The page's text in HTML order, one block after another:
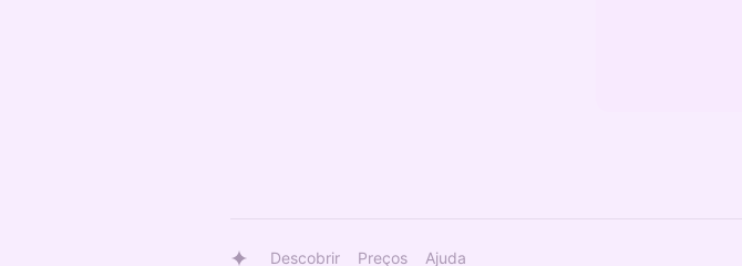
Descobrir Preços Ajuda